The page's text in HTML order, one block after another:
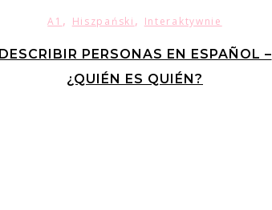
A1 , Hiszpański , Interaktywnie
DESCRIBIR PERSONAS EN ESPAÑOL –
¿QUIÉN ES QUIÉN?